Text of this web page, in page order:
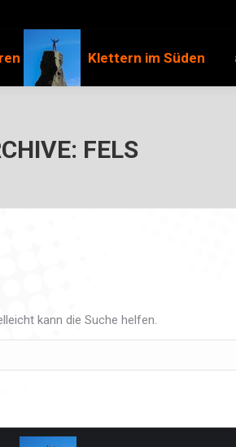
Klettern im Süden
FELS
kann die Suche helfen.